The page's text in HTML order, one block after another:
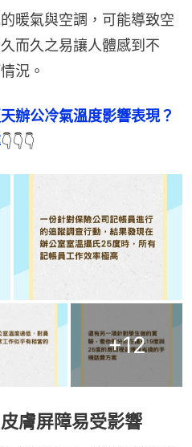
暖氣與空調，可能導致空
而久之易讓人體感到不
況。
辦公冷氣溫度影響表現？
👇👇👇
+12
膚屏障易受影響